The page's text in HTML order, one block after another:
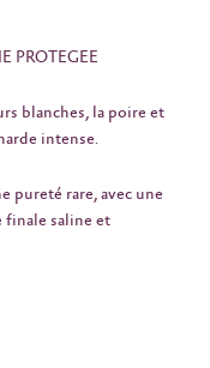
PROTEGEE
blanches, la poire et
intense.
pureté rare, avec une
finale saline et